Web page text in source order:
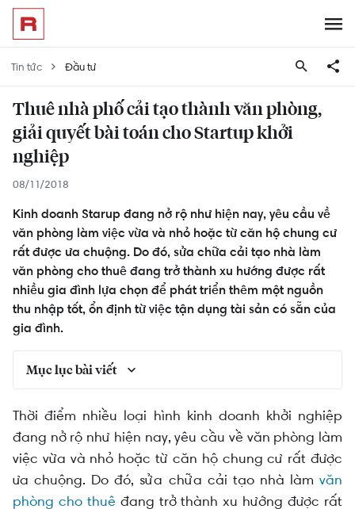
Tin tức Đầu tư
Thuê nhà phố cải tạo thành văn phòng,
giải quyết bài toán cho Startup khởi
nghiệp
08/11/2018
Kinh doanh Starup đang nở rộ như hiện nay, yêu cầu về
văn phòng làm việc vừa và nhỏ hoặc từ căn hộ chung cư
rất được ưa chuộng. Do đó, sửa chữa cải tạo nhà làm
văn phòng cho thuê đang trở thành xu hướng được rất
nhiều gia đình lựa chọn để phát triển thêm một nguồn
thu nhập tốt, ổn định từ việc tận dụng tài sản có sẵn của
gia đình.
Mục lục bài viết
Điểm sáng văn phòng cho thuê
Phương án cải tạo, sửa chữa nhà làm văn phòng
cho thuê.
Thời điểm nhiều loại hình kinh doanh khởi nghiệp
đang nở rộ như hiện nay, yêu cầu về văn phòng làm
việc vừa và nhỏ hoặc từ căn hộ chung cư rất được
ưa chuộng. Do đó, sửa chữa cải tạo nhà làm văn
phòng cho thuê đang trở thành xu hướng được rất